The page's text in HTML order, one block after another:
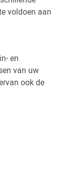
voldoen aan
en
van uw
ook de